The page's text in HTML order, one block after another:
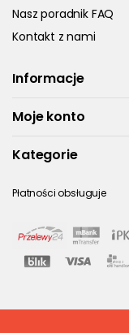
Nasz poradnik FAQ
Kontakt z nami
Informacje
Moje konto
Kategorie
Płatności obsługuje